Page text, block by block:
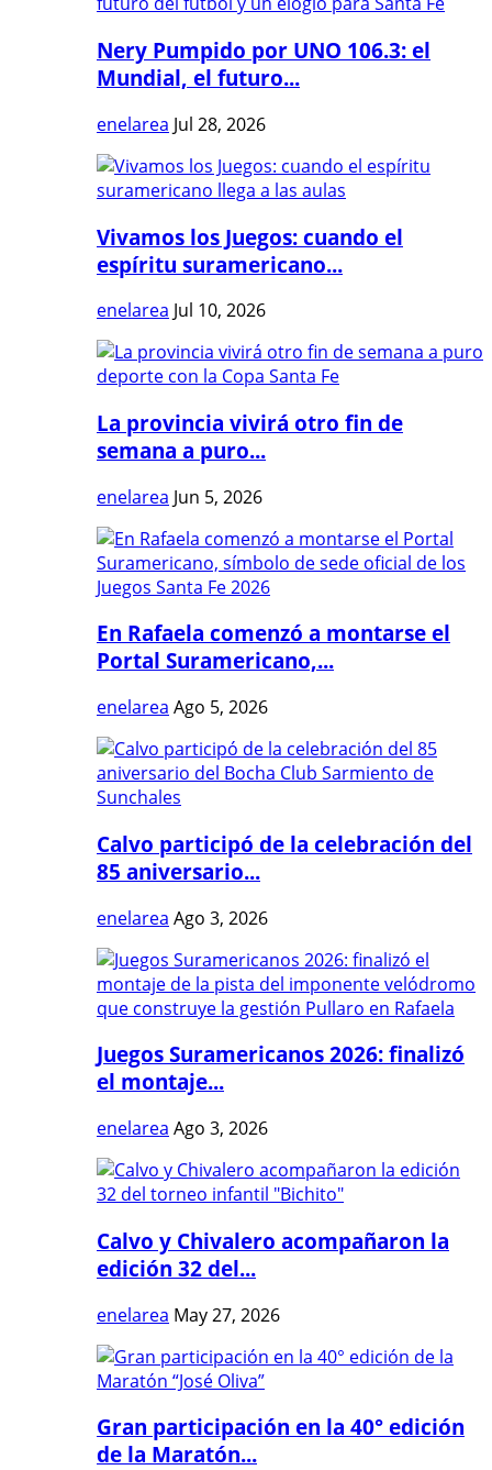
Nery Pumpido por UNO 106.3: el
Mundial, el futuro...
enelarea Jul 28, 2026
Vivamos los Juegos: cuando el
espíritu suramericano...
enelarea Jul 10, 2026
La provincia vivirá otro fin de
semana a puro...
enelarea Jun 5, 2026
En Rafaela comenzó a montarse el
Portal Suramericano,...
enelarea Ago 5, 2026
Calvo participó de la celebración del
85 aniversario...
enelarea Ago 3, 2026
Juegos Suramericanos 2026: finalizó
el montaje...
enelarea Ago 3, 2026
Calvo y Chivalero acompañaron la
edición 32 del...
enelarea May 27, 2026
Gran participación en la 40° edición
de la Maratón...